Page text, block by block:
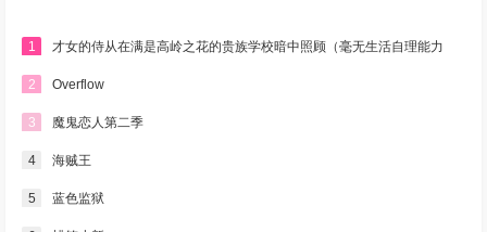
1 才女的侍从在满是高岭之花的贵族学校暗中照顾（毫无生活自理能力
的）学院第一大小姐
2 Overflow
3 魔鬼恋人第二季
4 海贼王
5 蓝色监狱